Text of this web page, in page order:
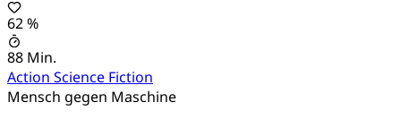
62 %
88 Min.
Action Science Fiction
Mensch gegen Maschine